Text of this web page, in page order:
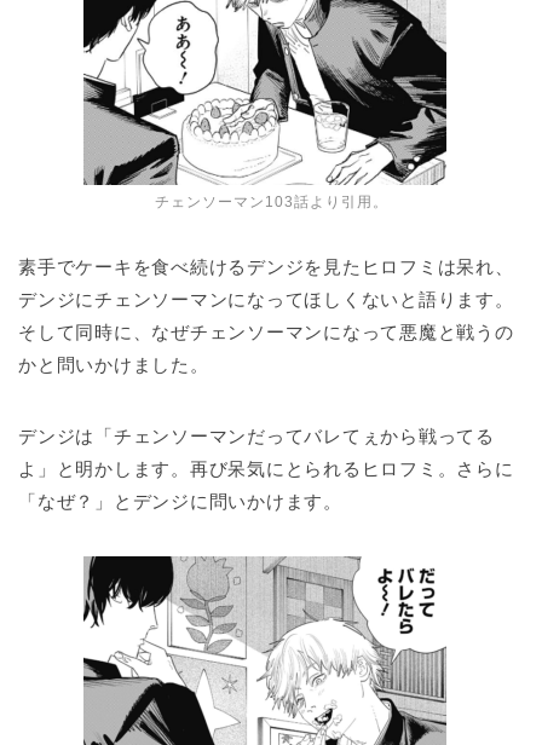
チェンソーマン103話より引用。
素手でケーキを食べ続けるデンジを見たヒロフミは呆れ、
デンジにチェンソーマンになってほしくないと語ります。
そして同時に、なぜチェンソーマンになって悪魔と戦うの
かと問いかけました。
デンジは「チェンソーマンだってバレてぇから戦ってる
よ」と明かします。再び呆気にとられるヒロフミ。さらに
「なぜ？」とデンジに問いかけます。